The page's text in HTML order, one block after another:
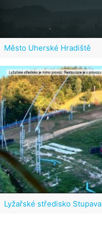
Město Uherské Hradiště
Lyžařské středisko Stupava